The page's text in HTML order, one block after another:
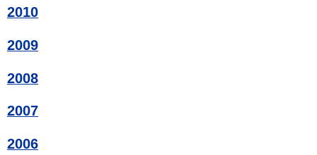
2010
2009
2008
2007
2006